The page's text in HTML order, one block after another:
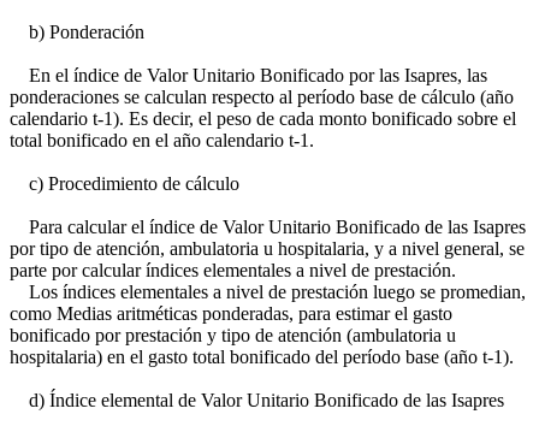
b) Ponderación
En el índice de Valor Unitario Bonificado por las Isapres, las
ponderaciones se calculan respecto al período base de cálculo (año
calendario t-1). Es decir, el peso de cada monto bonificado sobre el
total bonificado en el año calendario t-1.
c) Procedimiento de cálculo
Para calcular el índice de Valor Unitario Bonificado de las Isapres
por tipo de atención, ambulatoria u hospitalaria, y a nivel general, se
parte por calcular índices elementales a nivel de prestación.
Los índices elementales a nivel de prestación luego se promedian,
como Medias aritméticas ponderadas, para estimar el gasto
bonificado por prestación y tipo de atención (ambulatoria u
hospitalaria) en el gasto total bonificado del período base (año t-1).
d) Índice elemental de Valor Unitario Bonificado de las Isapres